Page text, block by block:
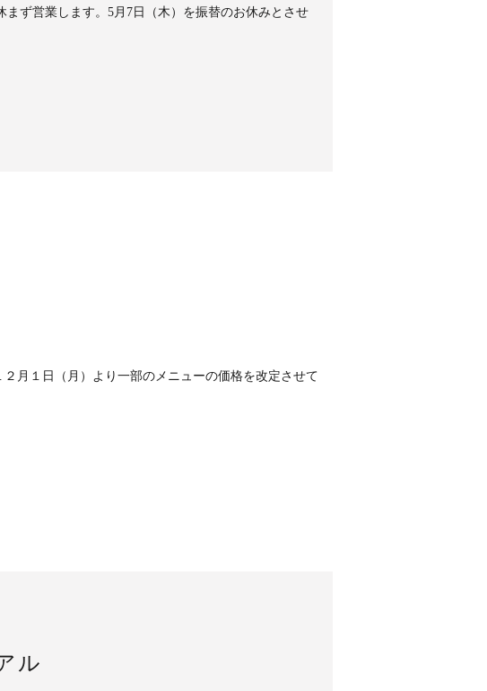
ず営業します。5月7日（木）を振替のお休みとさせ
月１日（月）より一部のメニューの価格を改定させて
ル